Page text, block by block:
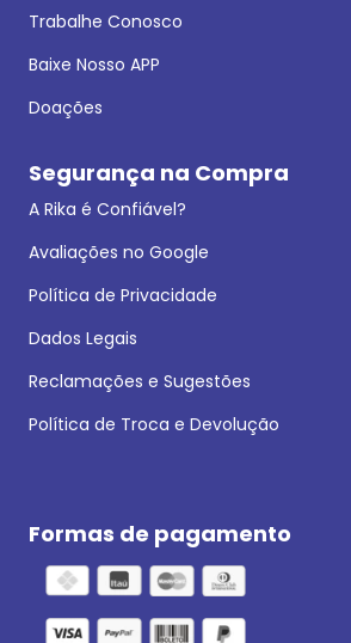
Trabalhe Conosco
Baixe Nosso APP
Doações
Segurança na Compra
A Rika é Confiável?
Avaliações no Google
Política de Privacidade
Dados Legais
Reclamações e Sugestões
Política de Troca e Devolução
Formas de pagamento